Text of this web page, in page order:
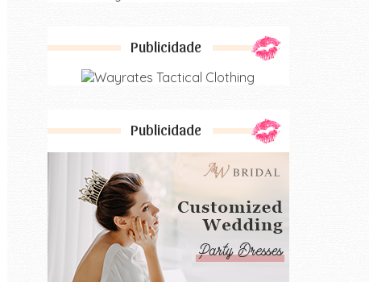
Publicidade
Publicidade